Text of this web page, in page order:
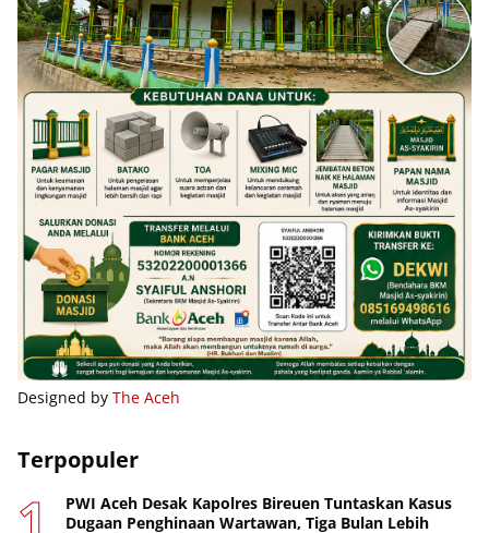
Designed by The Aceh
Terpopuler
PWI Aceh Desak Kapolres Bireuen Tuntaskan Kasus
Dugaan Penghinaan Wartawan, Tiga Bulan Lebih